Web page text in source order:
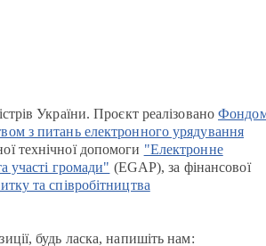
України. Проєкт реалізовано
з питань електронного урядування
технічної допомоги "Електронне
участі громади" (EGAP), за фінансової
та співробітництва
будь ласка, напишіть нам: